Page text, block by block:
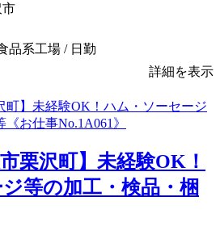
市
品系工場 / 日勤
詳細を表示
栗沢町】未経験OK！
等の加工・検品・梱